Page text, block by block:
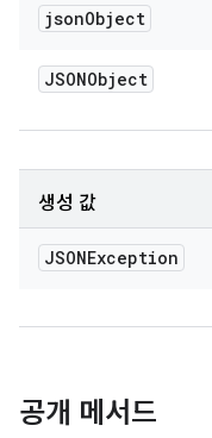
jsonObject
JSONObject
생성 값
JSONException
공개 메서드